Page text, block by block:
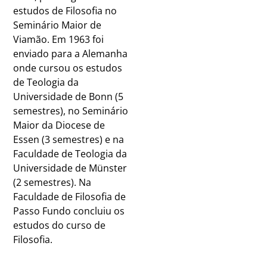
estudos de Filosofia no
Seminário Maior de
Viamão. Em 1963 foi
enviado para a Alemanha
onde cursou os estudos
de Teologia da
Universidade de Bonn (5
semestres), no Seminário
Maior da Diocese de
Essen (3 semestres) e na
Faculdade de Teologia da
Universidade de Münster
(2 semestres). Na
Faculdade de Filosofia de
Passo Fundo concluiu os
estudos do curso de
Filosofia.